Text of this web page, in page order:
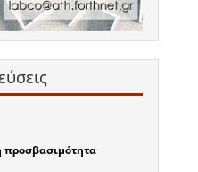
προσβασιμότητα